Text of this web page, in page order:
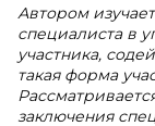
Автором
специалиста в
участника,
такая форма
заключения